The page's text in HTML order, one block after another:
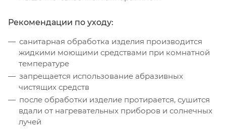
Рекомендации по уходу:
санитарная обработка изделия производится
жидкими моющими средствами при комнатной
температуре
запрещается использование абразивных
чистящих средств
после обработки изделие протирается, сушится
вдали от нагревательных приборов и солнечных
лучей